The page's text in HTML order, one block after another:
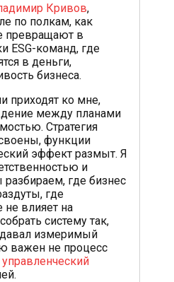
Кривов,
по полкам, как
превращают в
ESG-команд, где
в деньги,
бизнеса.
приходят ко мне,
между планами
Стратегия
функции
эффект размыт. Я
и
где бизнес
где
не влияет на
систему так,
измеримый
важен не процесс